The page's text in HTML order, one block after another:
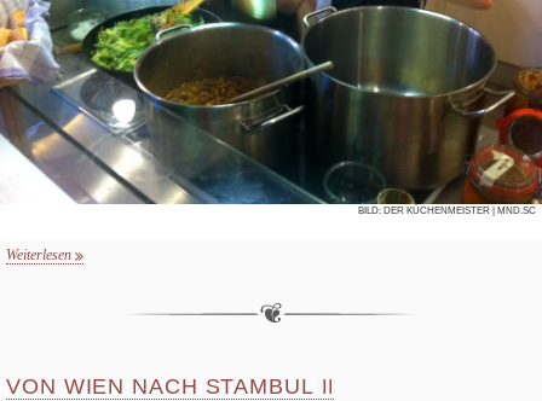
BILD: DER KÜCHENMEISTER | MND.SC
Weiterlesen
VON WIEN NACH STAMBUL